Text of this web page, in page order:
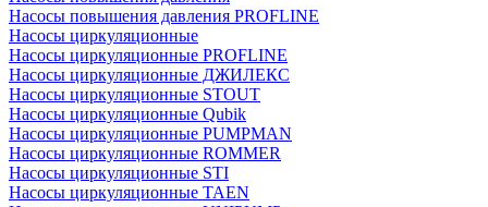
Насосы повышения давления PROFLINE
Насосы циркуляционные
Насосы циркуляционные PROFLINE
Насосы циркуляционные ДЖИЛЕКС
Насосы циркуляционные STOUT
Насосы циркуляционные Qubik
Насосы циркуляционные PUMPMAN
Насосы циркуляционные ROMMER
Насосы циркуляционные STI
Насосы циркуляционные TAEN